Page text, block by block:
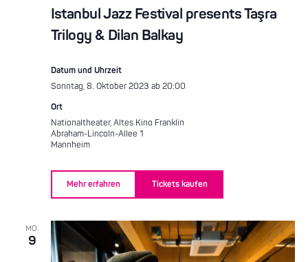
Istanbul Jazz Festival presents Taşra
Trilogy & Dilan Balkay
Datum und Uhrzeit
Sonntag, 8. Oktober 2023 ab 20:00
Ort
Nationaltheater, Altes Kino Franklin
Abraham-Lincoln-Allee 1
Mannheim
Mehr erfahren Tickets kaufen
MO.
9